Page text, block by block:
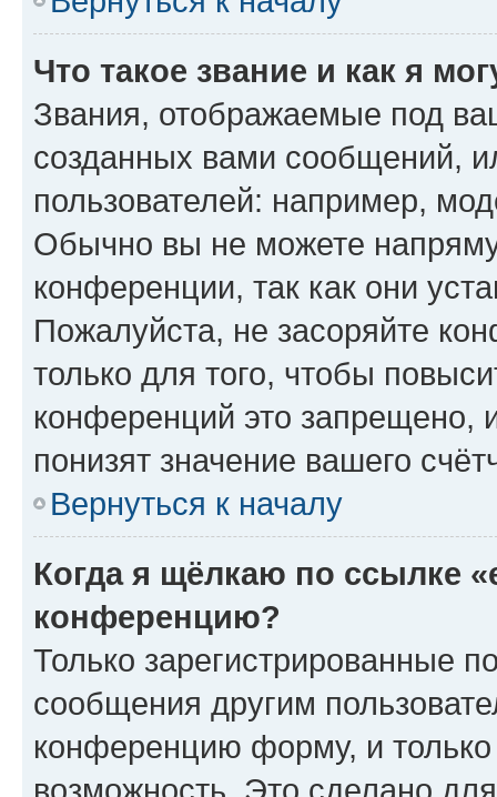
Что такое звание и как я
Звания, отображаемые под
созданных вами сообщений,
пользователей: например,
Обычно вы не можете
конференции, так как они
Пожалуйста, не засоряйте
только для того, чтобы
конференций это запрещено,
понизят значение вашего
Вернуться к началу
Когда я щёлкаю по ссылке
конференцию?
Только зарегистрированные
сообщения другим
конференцию форму, и
возможность. Это сделано